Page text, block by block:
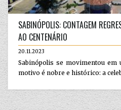
SABINÓPOLIS: CONTAGEM
AO CENTENÁRIO
20.11.2023
Sabinópolis se movimentou em
motivo é nobre e histórico: a